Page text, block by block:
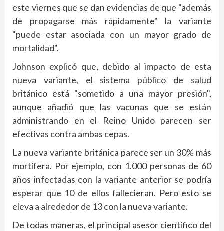
este viernes que se dan evidencias de que "además
de propagarse más rápidamente" la variante
"puede estar asociada con un mayor grado de
mortalidad".
Johnson explicó que, debido al impacto de esta
nueva variante, el sistema público de salud
británico está "sometido a una mayor presión",
aunque añadió que las vacunas que se están
administrando en el Reino Unido parecen ser
efectivas contra ambas cepas.
La nueva variante británica parece ser un 30% más
mortífera. Por ejemplo, con 1.000 personas de 60
años infectadas con la variante anterior se podría
esperar que 10 de ellos fallecieran. Pero esto se
eleva a alrededor de 13 con la nueva variante.
De todas maneras, el principal asesor científico del